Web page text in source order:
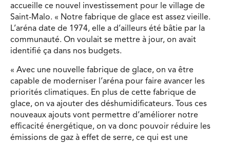
accueille ce nouvel investissement pour le village de
Saint-Malo. « Notre fabrique de glace est assez vieille.
L’aréna date de 1974, elle a d’ailleurs été bâtie par la
communauté. On voulait se mettre à jour, on avait
identifié ça dans nos budgets.
« Avec une nouvelle fabrique de glace, on va être
capable de moderniser l’aréna pour faire avancer les
priorités climatiques. En plus de cette fabrique de
glace, on va ajouter des déshumidificateurs. Tous ces
nouveaux ajouts vont permettre d’améliorer notre
efficacité énergétique, on va donc pouvoir réduire les
émissions de gaz à effet de serre, ce qui est une